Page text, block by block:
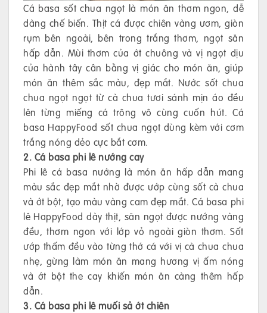
Cá basa sốt chua ngọt là món ăn thơm ngon, dễ
dàng chế biến. Thịt cá được chiên vàng ươm, giòn
rụm bên ngoài, bên trong trắng thơm, ngọt săn
hấp dẫn. Mùi thơm của ớt chuông và vị ngọt dịu
của hành tây cân bằng vị giác cho món ăn, giúp
món ăn thêm sắc màu, đẹp mắt. Nước sốt chua
chua ngọt ngọt từ cà chua tươi sánh mịn áo đều
lên từng miếng cá trông vô cùng cuốn hút. Cá
basa HappyFood sốt chua ngọt dùng kèm với cơm
trắng nóng dẻo cực bắt cơm.
2. Cá basa phi lê nướng cay
Phi lê cá basa nướng là món ăn hấp dẫn mang
màu sắc đẹp mắt nhờ được ướp cùng sốt cà chua
và ớt bột, tạo màu vàng cam đẹp mắt. Cá basa phi
lê HappyFood dày thịt, săn ngọt được nướng vàng
đều, thơm ngon với lớp vỏ ngoài giòn thơm. Sốt
ướp thấm đều vào từng thớ cá với vị cà chua chua
nhẹ, gừng làm món ăn mang hương vị ấm nóng
và ớt bột the cay khiến món ăn càng thêm hấp
dẫn.
3. Cá basa phi lê muối sả ớt chiên